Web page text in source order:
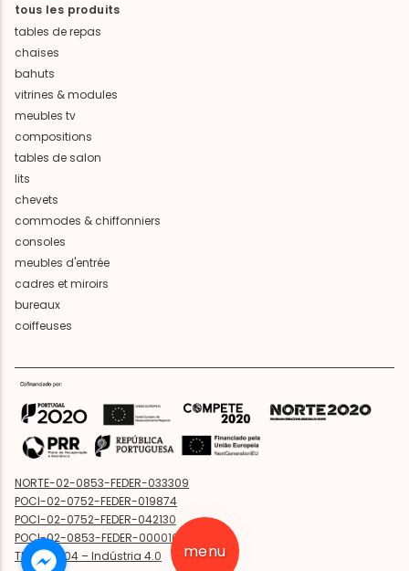
menu
tous les produits
tables de repas
chaises
bahuts
vitrines & modules
meubles tv
compositions
tables de salon
lits
chevets
commodes & chiffonniers
consoles
meubles d'entrée
cadres et miroirs
bureaux
coiffeuses
NORTE-02-0853-FEDER-033309
POCI-02-0752-FEDER-019874
POCI-02-0752-FEDER-042130
POCI-02-0853-FEDER-000016
TD-C16-i04 – Indústria 4.0